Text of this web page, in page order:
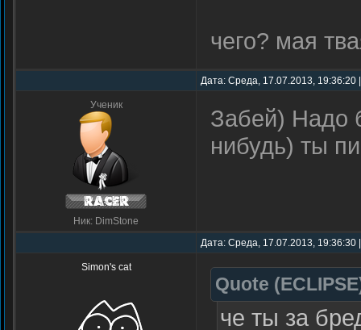
соклановец
вообще, с
очень
донес
чего? мая
Дата: Среда, 17.07.2013,
Ученик
Ник: DimStone
Забей) Надо
нибудь) ты
Дата: Среда, 17.07.2013,
Simon's cat
Quote (ECLIPSE
че ты за